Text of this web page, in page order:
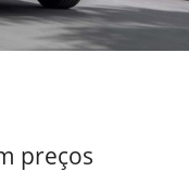
preços